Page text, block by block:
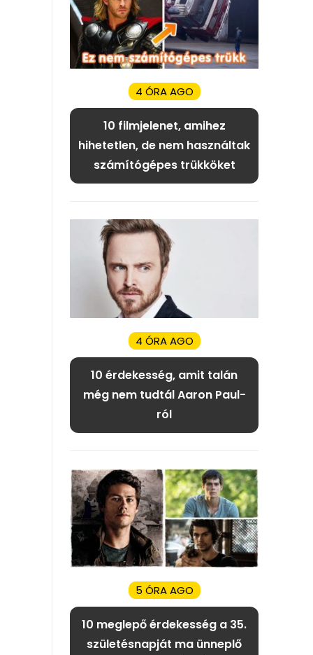
4 ÓRA AGO
10 filmjelenet, amihez
hihetetlen, de nem használtak
számítógépes trükköket
4 ÓRA AGO
10 érdekesség, amit talán
még nem tudtál Aaron Paul-
ról
5 ÓRA AGO
10 meglepő érdekesség a 35.
születésnapját ma ünneplő